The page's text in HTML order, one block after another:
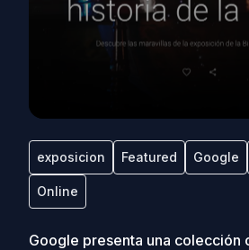
exposicion Featured Google
Online
Google presenta una colección